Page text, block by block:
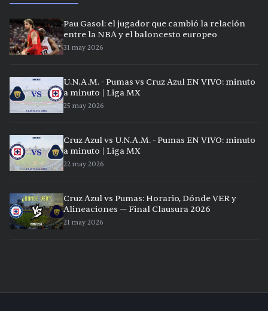
Pau Gasol: el jugador que cambió la relación
entre la NBA y el baloncesto europeo
31 may 2026
U.N.A.M. - Pumas vs Cruz Azul EN VIVO: minuto
a minuto | Liga MX
25 may 2026
Cruz Azul vs U.N.A.M. - Pumas EN VIVO: minuto
a minuto | Liga MX
22 may 2026
Cruz Azul vs Pumas: Horario, Dónde VER y
Alineaciones — Final Clausura 2026
21 may 2026